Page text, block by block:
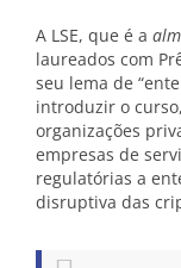
A LSE, que é a
laureados com
seu lema de
introduzir o
organizações
empresas de
regulatórias a
disruptiva das